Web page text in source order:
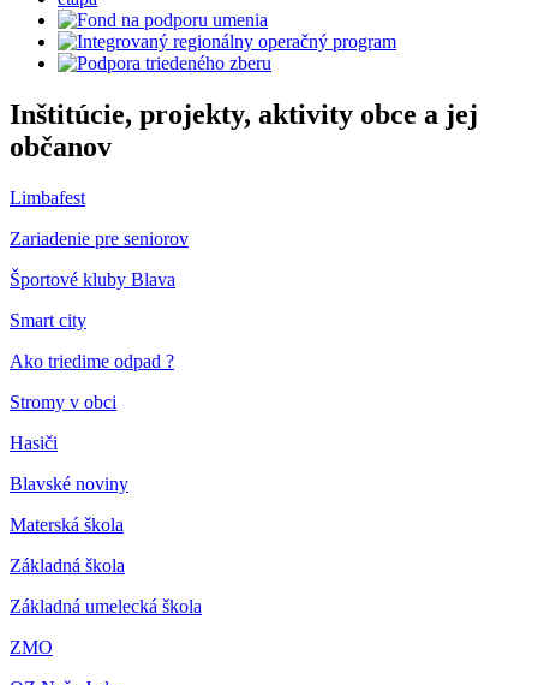
Inštitúcie, projekty, aktivity obce a jej
občanov
Limbafest
Zariadenie pre seniorov
Športové kluby Blava
Smart city
Ako triedime odpad ?
Stromy v obci
Hasiči
Blavské noviny
Materská škola
Základná škola
Základná umelecká škola
ZMO